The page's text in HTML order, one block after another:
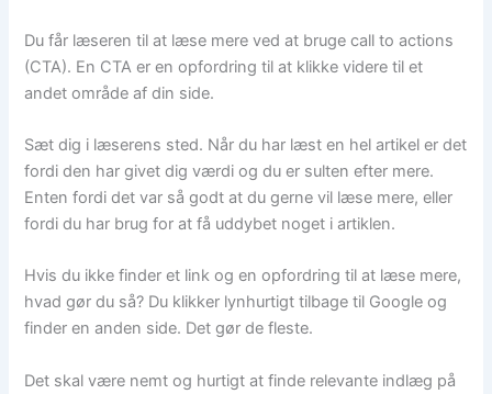
Du får læseren til at læse mere ved at bruge call to actions
(CTA). En CTA er en opfordring til at klikke videre til et
andet område af din side.
Sæt dig i læserens sted. Når du har læst en hel artikel er det
fordi den har givet dig værdi og du er sulten efter mere.
Enten fordi det var så godt at du gerne vil læse mere, eller
fordi du har brug for at få uddybet noget i artiklen.
Hvis du ikke finder et link og en opfordring til at læse mere,
hvad gør du så? Du klikker lynhurtigt tilbage til Google og
finder en anden side. Det gør de fleste.
Det skal være nemt og hurtigt at finde relevante indlæg på